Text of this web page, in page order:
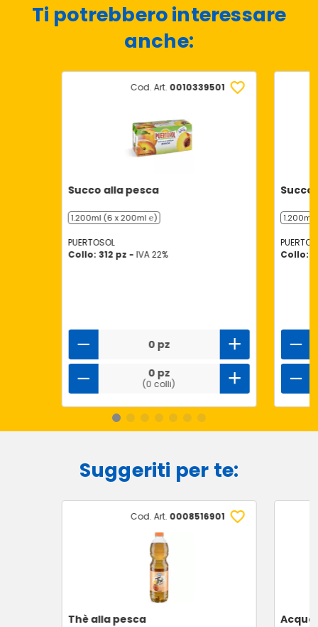
Ti potrebbero interessare
anche:
Cod. Art. 0010339501
Succo alla pesca
1.200ml (6 x 200ml ℮)
PUERTOSOL
Collo: 312 pz - IVA 22%
0 pz
0 pz
(0 colli)
Succo
1.200ml
Collo:
Suggeriti per te:
Cod. Art. 0008516901
Thè alla pesca